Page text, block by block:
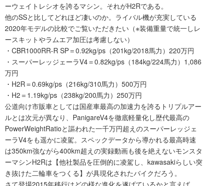
ーウェイトレシオを誇るマシン。それがH2Rである。
他のSSと比してどれほど凄いのか。ライバル機が充実している
2020年モデルの比較でご覧いただきたい（※装備重量で統一しレ
ースキットやラムエア加圧は考慮しない）
・CBR1000RR-R SP＝0.92kg/ps（201kg/2018馬力）220万円
・スーパーレッジェーラV4＝0.82kg/ps（184kg/224馬力）1,086
万円
・H2R＝0.69kg/ps（216kg/310馬力）500万円
・H2＝1.19kg/ps（238kg/200馬力）250万円
公道向け市販車としては国産車最高の加速力を誇るトリプルアー
ルとは次元が異なり、PanigareV4を徹底軽量化し歴代最高の
PowerWeightRatioと謳われた一千万円超えのスーパーレッジェ
ーラV4をも遥かに凌駕。スペックデータから導かれる最高時速
は350km強ながら400km超えの実録動画も後を絶えないモンスタ
ーマシンH2Rは【他社製品を圧倒的に凌駕し、kawasakiらしい突
き抜けた二輪車をつくる】が具現化されたバイクだろう。
さて登場2015年移行はどの様な進化を遂げているかと言えば、